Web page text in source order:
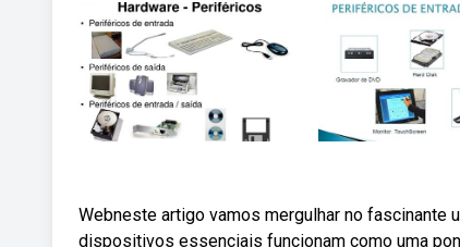
Webneste artigo vamos mergulhar no
dispositivos essenciais funcionam como uma